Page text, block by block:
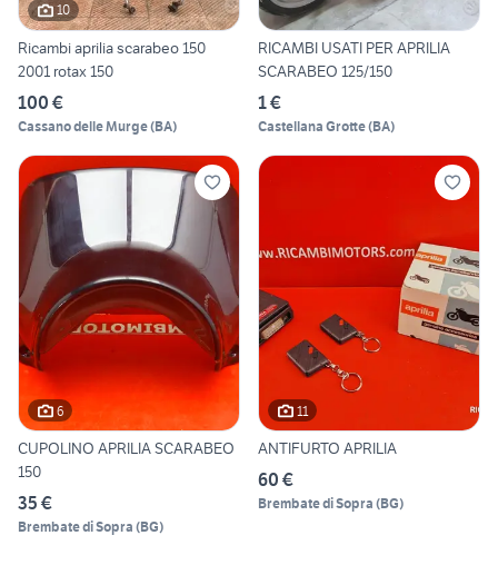
10
Ricambi aprilia scarabeo 150
2001 rotax 150
100 €
Cassano delle Murge(BA)
RICAMBI USATI PER APRILIA
SCARABEO 125/150
1 €
Castellana Grotte(BA)
6
CUPOLINO APRILIA SCARABEO
150
35 €
Brembate di Sopra (BG)
11
ANTIFURTO APRILIA
60 €
Brembate di Sopra (BG)